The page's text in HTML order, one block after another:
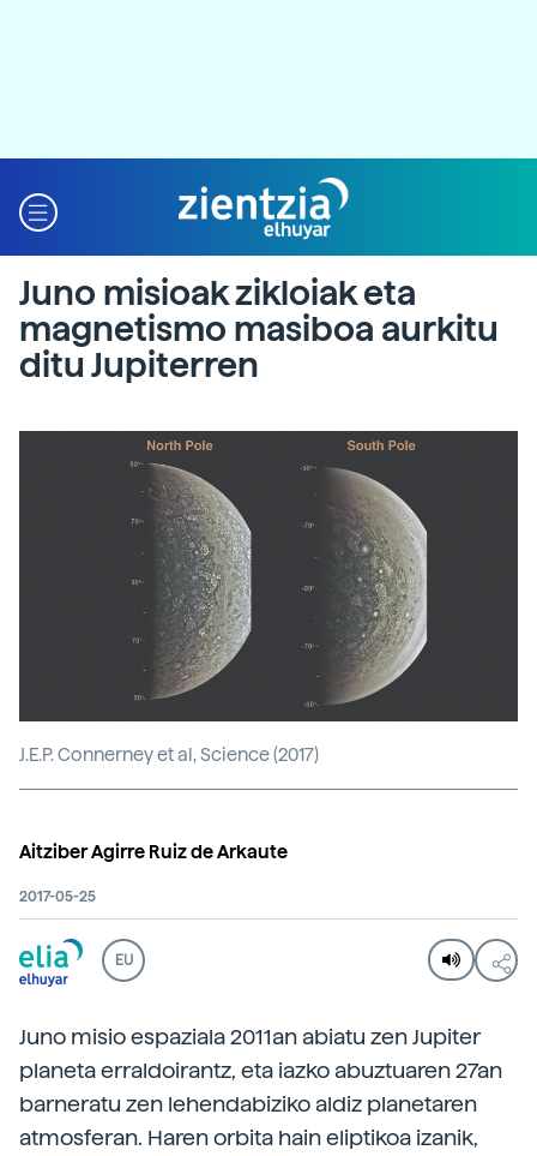
Juno misioak zikloiak eta
magnetismo masiboa aurkitu
ditu Jupiterren
J.E.P. Connerney et al, Science (2017)
Aitziber Agirre Ruiz de Arkaute
2017-05-25
EU
Juno misio espaziala 2011an abiatu zen Jupiter
planeta erraldoirantz, eta iazko abuztuaren 27an
barneratu zen lehendabiziko aldiz planetaren
atmosferan. Haren orbita hain eliptikoa izanik,